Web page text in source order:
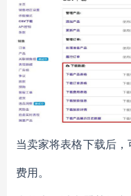
当卖家将表格下载后，
费用。